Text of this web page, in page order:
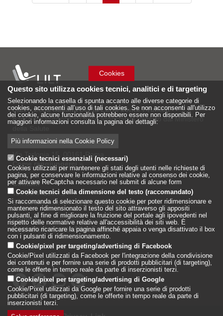
pagina
precedenteattuale
successiva
pagina
LILT - Lega Italiana per la Lotta conto i Tumori
è un Ente Pubblico su base associativa, vigilato dal Ministero
Sede Nazionale
Via Torlonia 15, 00161 Roma
Come raggiungerci
»
Contatti
Tel: 06.442597.1
E-mail istituzionale:sede.centrale@lilt.it
Login»
Registrazione per Albo Fornitori »
Seguici su:
Cookies
Questo sito utilizza cookies tecnici, analitici e di targeting
Selezionando la casella di spunta accanto alle diverse categorie di
cookies, acconsenti all’uso di tali cookies. Se non acconsenti all'utilizzo
dei cookie, alcune funzionalità potrebbero essere non disponibili. Per
maggiori informazioni consulta la pagina dei dettagli:
Più informazioni nella Cookie Policy
Cookie tecnici essenziali (necessari)
Cookies utilizzati per mantenere gli stati degli utenti nelle richieste di
pagina, per conservare le informazioni relative al consenso dei cookie,
per attivare ReCaptcha necessario nel submit di alcune form
Cookie tecnici della dimensione del testo (raccomandato)
Si raccomanda di selezionare questo cookie per poter ridimensionare e
mantenere ridimensionato il testo del sito attraverso gli appositi
pulsanti, al fine di migliorare la fruizione del portale agli ipovedenti nel
rispetto delle normative relative all'accessibilità dei siti web. È
necessario ricaricare la pagina affinché appaia o venga disattivato il box
con i pulsanti di ridimensionamento.
Cookie/pixel per targeting/advertising di Facebook
Cookie/Pixel utilizzati da Facebook per l'integrazione della condivisione
dei contenuti e per fornire una serie di prodotti pubblicitari (di targeting),
come le offerte in tempo reale da parte di inserzionisti terzi.
Cookie/pixel per targeting/advertising di Google
Cookie/Pixel utilizzati da Google per fornire una serie di prodotti
pubblicitari (di targeting), come le offerte in tempo reale da parte di
inserzionisti terzi.